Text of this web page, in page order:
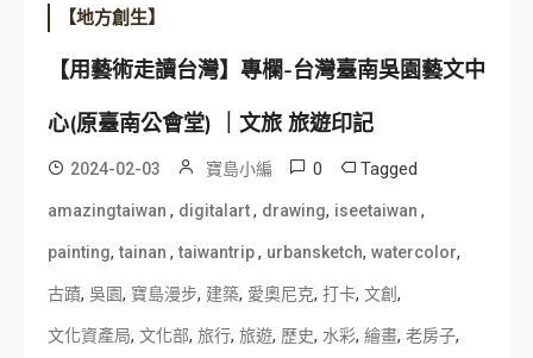
【地方創生】
【用藝術走讀台灣】專欄-台灣臺南吳園藝文中
心(原臺南公會堂) ｜文旅 旅遊印記
2024-02-03 寶島小編 0 Tagged
amazingtaiwan , digitalart, drawing, iseetaiwan ,
painting,tainan ,taiwantrip, urbansketch, watercolor,
古蹟, 吳園, 寶島漫步, 建築, 愛奧尼克, 打卡, 文創 ,
文化資產局, 文化部, 旅行, 旅遊, 歷史, 水彩, 繪畫, 老房子,